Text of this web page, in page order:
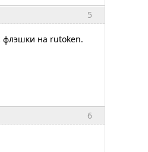
5
флэшки на rutoken.
6